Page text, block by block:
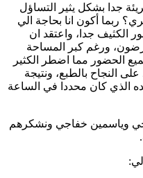
جدا بشكل يثير التساؤل
ربما أكون انا بحاجة الي
الكثيف جدا، واعتقد ان
ورغم كبر المساحة
الحضور مما اضطر الكثير
النجاح بالطبع، ونتيجة
الذي كان محددا في الساعة
وياسمين خفاجي ونشكرهم